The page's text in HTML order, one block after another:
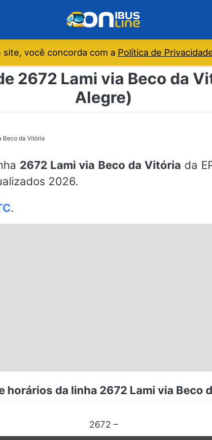
site, você concorda com a Política de
2672 Lami via Beco da
Alegre)
Beco da Vitória
2672 Lami via Beco da Vitória da
2026.
.
horários da linha 2672 Lami via Beco
2672 –